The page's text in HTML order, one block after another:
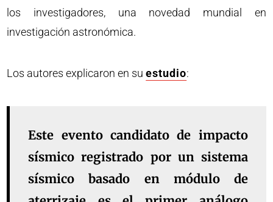
los investigadores, una novedad mundial en
investigación astronómica.
Los autores explicaron en suestudio:
Este evento candidato de impacto
sísmico registrado por un sistema
sísmico basado en módulo de